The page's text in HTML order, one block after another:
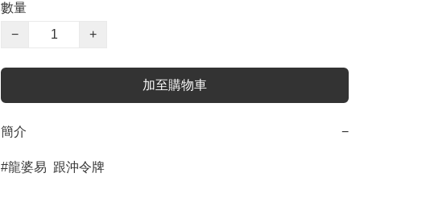
數量
−
+
加至購物車
簡介 −
#龍婆易  跟沖令牌